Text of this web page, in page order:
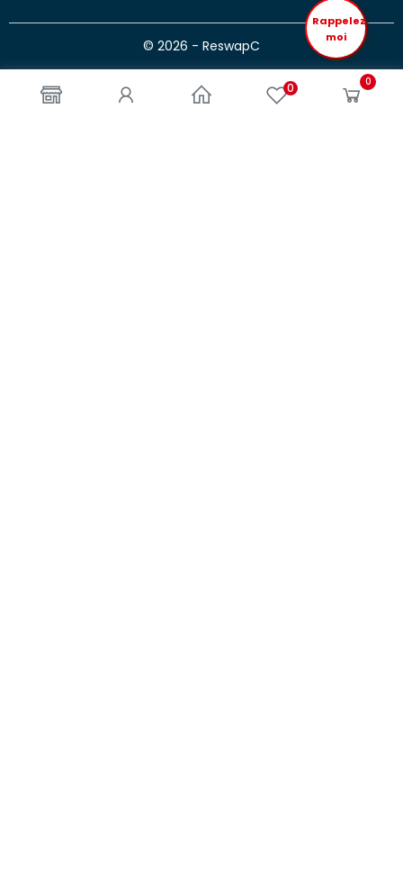
0 0
© 2026 - ReswapC
Rappelez
moi